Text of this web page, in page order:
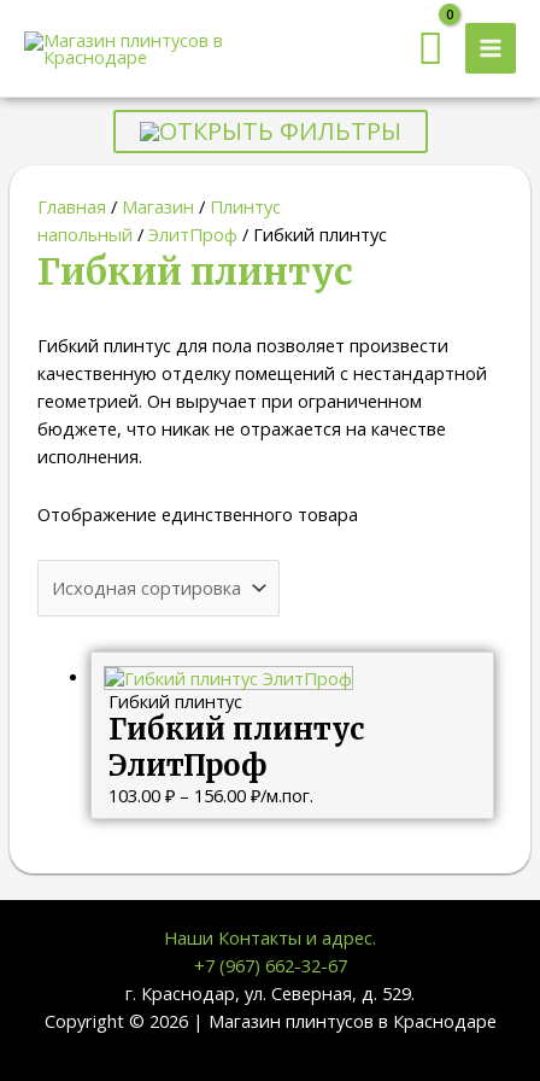
Главная / Магазин / Плинтус
напольный / ЭлитПроф / Гибкий плинтус
Гибкий плинтус
Гибкий плинтус для пола позволяет произвести
качественную отделку помещений с нестандартной
геометрией. Он выручает при ограниченном
бюджете, что никак не отражается на качестве
исполнения.
Отображение единственного товара
Гибкий плинтус
Гибкий плинтус
ЭлитПроф
103.00 ₽ – 156.00 ₽
Диапазон
цен:
–
/м.пог.
ОТКРЫТЬ ФИЛЬТРЫ
Наши Контакты и адрес.
+7 (967) 662-32-67
г. Краснодар, ул. Северная, д. 529.
Copyright © 2026 | Магазин плинтусов в Краснодаре